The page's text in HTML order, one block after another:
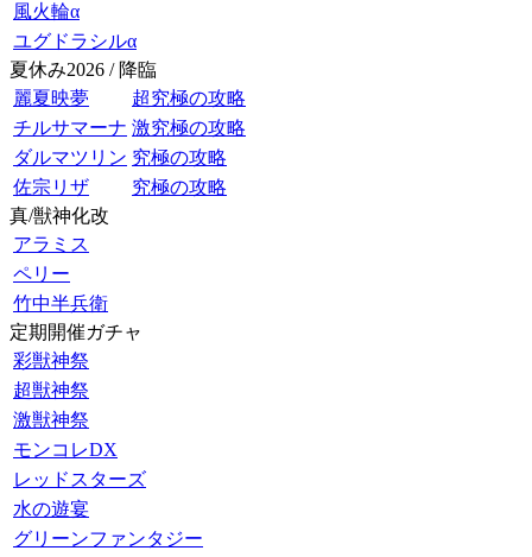
風火輪α
ユグドラシルα
夏休み2026 / 降臨
麗夏映夢
超究極の攻略
チルサマーナ 激究極の攻略
ダルマツリン 究極の攻略
佐宗リザ
究極の攻略
真/獣神化改
アラミス
ペリー
竹中半兵衛
定期開催ガチャ
彩獣神祭
超獣神祭
激獣神祭
モンコレDX
レッドスターズ
水の遊宴
グリーンファンタジー